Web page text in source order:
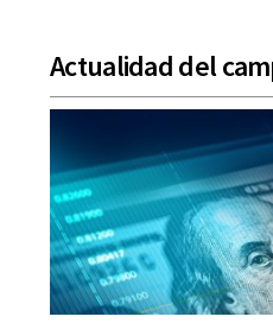
Actualidad del